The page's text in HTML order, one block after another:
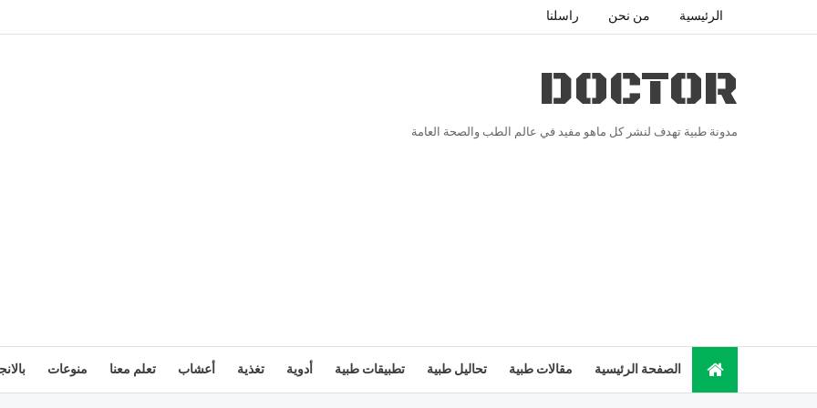
الرئيسية من نحن راسلنا
DOCTOR
مدونة طبية تهدف لنشر كل ماهو مفيد في عالم الطب والصحة العامة
الصفحة الرئيسية مقالات طبية تحاليل طبية تطبيقات طبية أدوية تغذية أعشاب تعلم معنا منوعات